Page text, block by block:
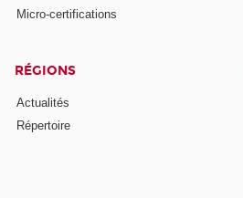
Micro-certifications
RÉGIONS
Actualités
Répertoire